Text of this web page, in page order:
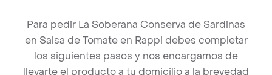
Para pedir La Soberana Conserva de Sardinas
en Salsa de Tomate en Rappi debes completar
los siguientes pasos y nos encargamos de
llevarte el producto a tu domicilio a la brevedad